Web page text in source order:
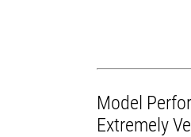
Model
Extremely